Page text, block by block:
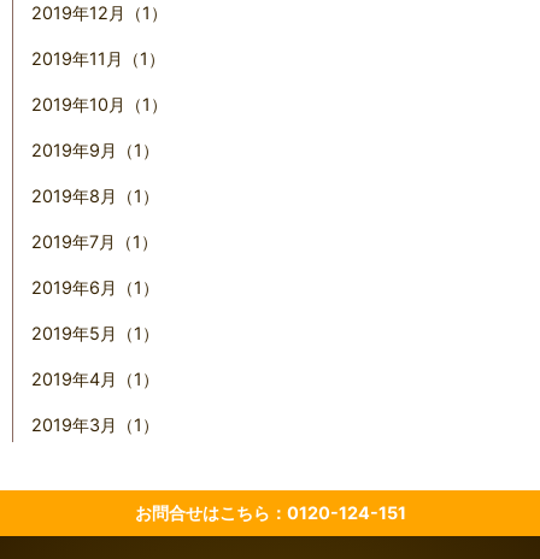
2019年12月（1）
2019年11月（1）
2019年10月（1）
2019年9月（1）
2019年8月（1）
2019年7月（1）
2019年6月（1）
2019年5月（1）
2019年4月（1）
2019年3月（1）
お問合せはこちら：0120-124-151